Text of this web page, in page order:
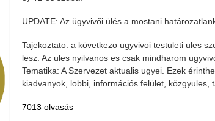
UPDATE: Az ügyvivői ülés a mostani
Tajekoztato: a következo ugyvivoi testuleti ules
lesz. Az ules nyilvanos es csak mindharom
Tematika: A Szervezet aktualis ugyei. Ezek
kiadvanyok, lobbi, információs felület, közgyules,
7013 olvasás